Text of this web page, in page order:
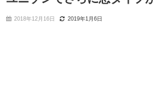
2018年12月16日 2019年1月6日